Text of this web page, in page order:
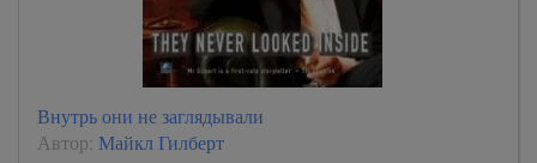
Внутрь они не заглядывали
Автор: Майкл Гилберт